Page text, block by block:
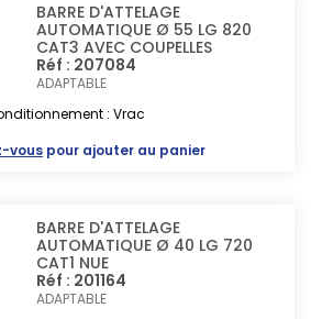
BARRE D'ATTELAGE
AUTOMATIQUE Ø 55 LG 820
CAT3 AVEC COUPELLES
Réf : 207084
ADAPTABLE
: Vrac
vous pour ajouter au panier
BARRE D'ATTELAGE
AUTOMATIQUE Ø 40 LG 720
CAT1 NUE
Réf : 201164
ADAPTABLE